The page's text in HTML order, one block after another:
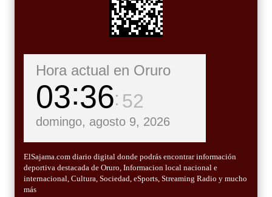
Hora actual en Oruro
03 36 53
domingo, agosto 9, 2026
ElSajama.com diario digital donde podrás encontrar información
deportiva destacada de Oruro, Informacion local nacional e
internacional, Cultura, Sociedad, eSports, Streaming Radio y mucho
más